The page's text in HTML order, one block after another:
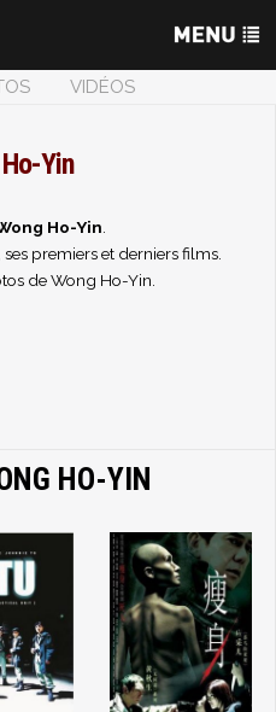
VIDÉOS
Yin
Ho-Yin
premiers et derniers films.
de Wong Ho-Yin.
HO-YIN